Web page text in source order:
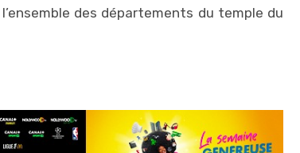
des départements du temple du